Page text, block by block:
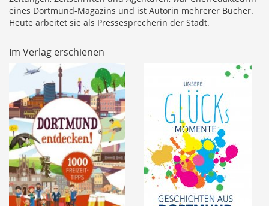
eines Dortmund-Magazins und ist Autorin mehrerer Bücher.
Heute arbeitet sie als Pressesprecherin der Stadt.
Im Verlag erschienen